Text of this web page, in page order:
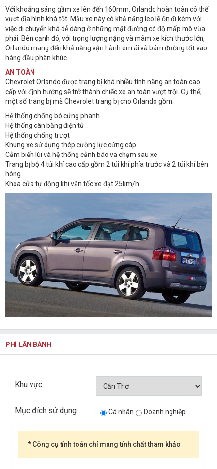
Với khoảng sáng gầm xe lên đến 160mm, Orlando hoàn toàn có thể
vượt địa hình khá tốt. Mẫu xe này có khả năng leo lề ổn đi kèm với
việc di chuyển khá dễ dàng ở những mặt đường có độ mấp mô vừa
phải. Bên cạnh đó, với trọng lượng nặng và mâm xe kích thước lớn,
Orlando mang đến khả năng vận hành êm ái và bám đường tốt vào
hàng đầu phân khúc.
AN TOÀN
Chevrolet Orlando được trang bị khá nhiều tính năng an toàn cao
cấp với định hướng sẽ trở thành chiếc xe an toàn vượt trội. Cụ thể,
một số trang bị mà Chevrolet trang bị cho Orlando gồm:
Hệ thống chống bó cứng phanh
Hệ thống cân bằng điện tử
Hệ thống chống trượt
Khung xe sử dụng thép cường lực cứng cáp
Cảm biến lùi và hệ thống cảnh báo va chạm sau xe
Trang bị bộ 4 túi khí cao cấp gồm 2 túi khí phía trước và 2 túi khí bên
hông.
Khóa cửa tự động khi vận tốc xe đạt 25km/h.
PHÍ LĂN BÁNH
Khu vực
Mục đích sử dụng Cá nhân Doanh nghiệp
* Công cụ tính toán chỉ mang tính chất tham khảo